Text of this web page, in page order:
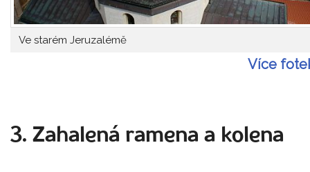
Ve starém Jeruzalémě
Více
3. Zahalená ramena a kolena